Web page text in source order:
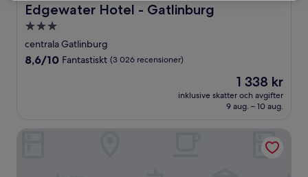
Edgewater Hotel - Gatlinburg
Edgewater Hotel - Gatlinburg
3.0-
stjärnigt
boende
centrala Gatlinburg
8.6
8,6/10 Fantastiskt (3 026 recensioner)
Priset
är
1 338 kr
1 338 kr
inklusive skatter och avgifter
9 aug. – 10 aug.